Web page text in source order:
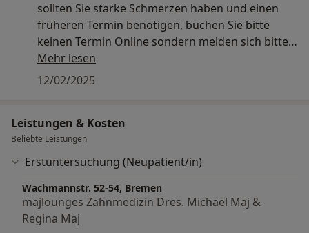
sollten Sie starke Schmerzen haben und einen
früheren Termin benötigen, buchen Sie bitte
keinen Termin Online sondern melden sich bitte
direkt telefonisch bei uns in der Praxis unter der
Telefonnummer 0421/211144.
selben Tag zu vergeben.
Bitte beschreiben Sie uns auch Ihre Beschwerden
so gut wie möglich am Telefon.
Wir bereiten uns auf Ihren Termin vor.
Ihre majlounges Zahnmedizin
Mehr lesen
12/02/2025
Leistungen & Kosten
Beliebte Leistungen
Erstuntersuchung (Neupatient/in)
Wachmannstr. 52-54, Bremen
majlounges Zahnmedizin Dres. Michael Maj &
Regina Maj